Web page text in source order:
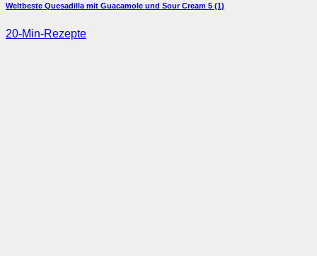
Weltbeste Quesadilla mit Guacamole und Sour Cream 5 (1)
20-Min-Rezepte